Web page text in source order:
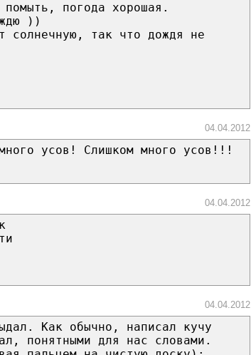
погода хорошая.
))
солнечную, так что дождя не
04.04.2012
усов! Слишком много усов!!!
04.04.2012
04.04.2012
Как обычно, написал кучу
понятными для нас словами.